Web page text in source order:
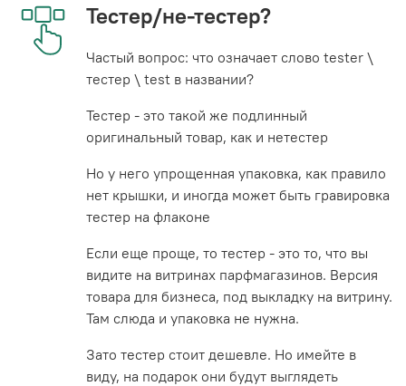
Тестер/не-тестер?
Частый вопрос: что означает слово tester \
тестер \ test в названии?
Тестер - это такой же подлинный
оригинальный товар, как и нетестер
Но у него упрощенная упаковка, как правило
нет крышки, и иногда может быть гравировка
тестер на флаконе
Если еще проще, то тестер - это то, что вы
видите на витринах парфмагазинов. Версия
товара для бизнеса, под выкладку на витрину.
Там слюда и упаковка не нужна.
Зато тестер стоит дешевле. Но имейте в
виду, на подарок они будут выглядеть